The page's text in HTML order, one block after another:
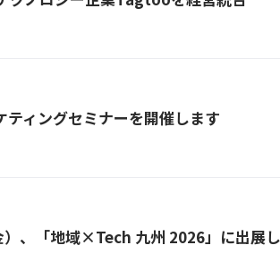
ィングセミナーを開催します
、「地域×Tech 九州 2026」に出展